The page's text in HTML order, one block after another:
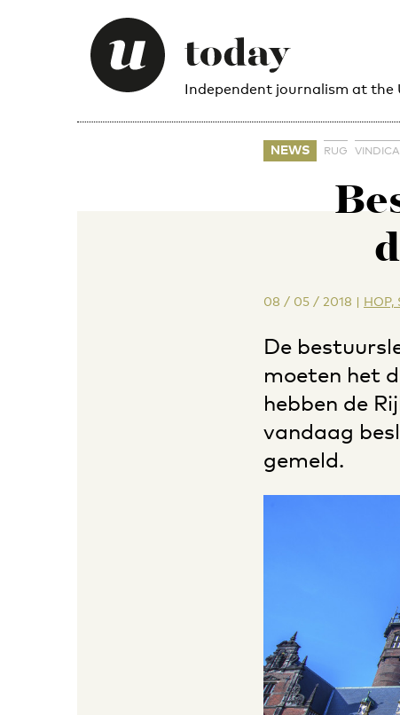
Independent journalism at the
NEWS RUG
08 / 05 / 2018 |
De
moeten het
hebben de
vandaag
gemeld.